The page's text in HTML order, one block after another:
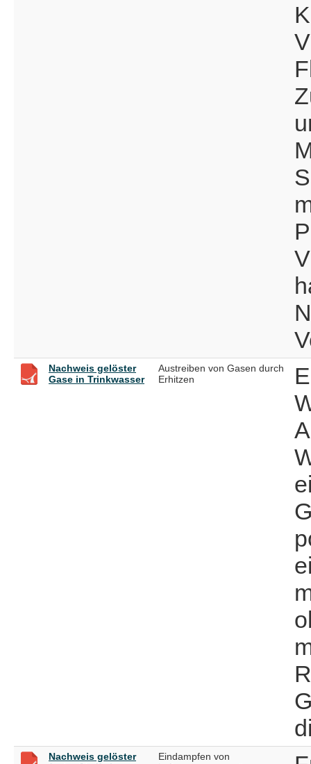
Nachweis gelöster
Gase in Trinkwasser
Austreiben von Gasen durch
Erhitzen
Nachweis gelöster
Eindampfen von